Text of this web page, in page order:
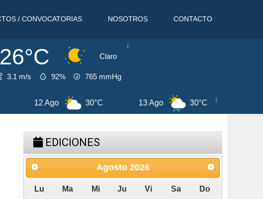
26°C Claro
3.1 m/s 92% 765 mmHg
31°C 30°C
EDICIONES
Agosto 2026
Lu Ma Mi Ju Vi Sa Do